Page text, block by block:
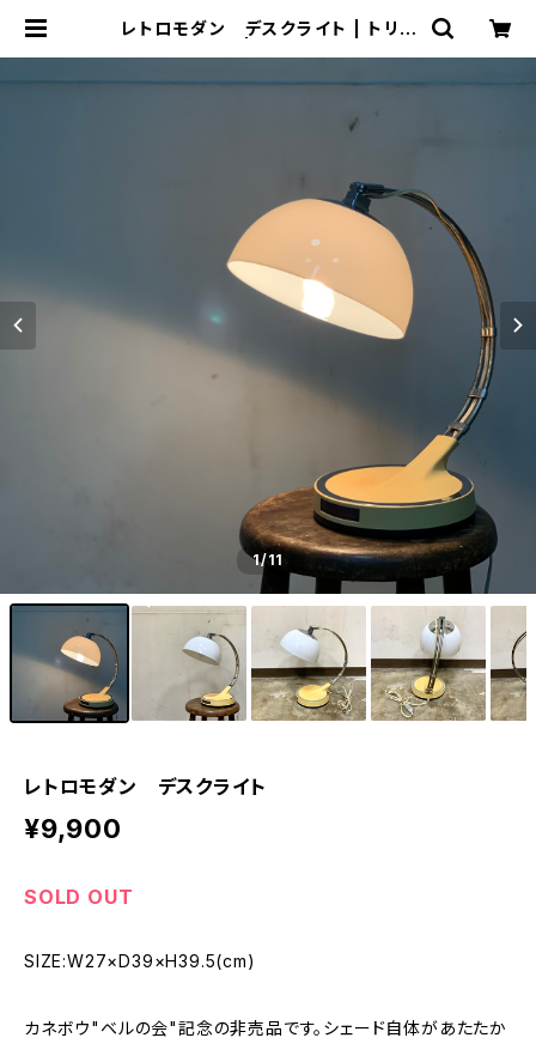
レトロモダン デスクライト | トリノ
1/11
レトロモダン デスクライト
¥9,900
SOLD OUT
SIZE:W27×D39×H39.5(cm)
カネボウ"ベルの会"記念の非売品です。シェード自体があたたか